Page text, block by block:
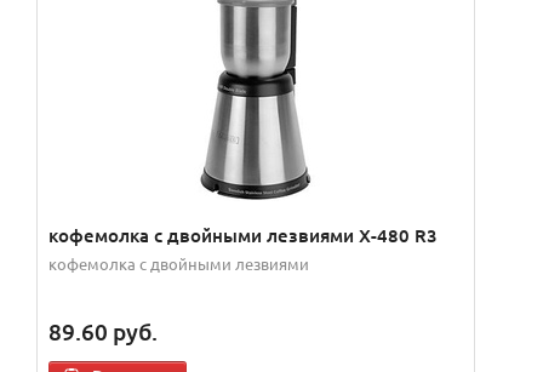
кофемолка с двойными лезвиями X-480 R3
кофемолка с двойными лезвиями
89.60 руб.